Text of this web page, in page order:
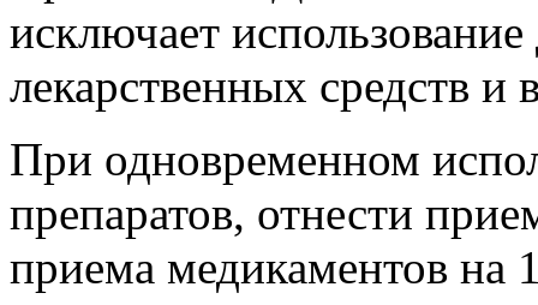
исключает
лекарственных средств и
При одновременном
препаратов, отнести
приема медикаментов на